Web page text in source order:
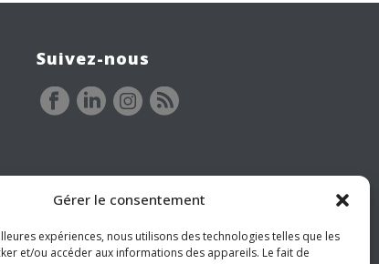
Gérer le consentement
expériences, nous utilisons des technologies telles que les
et/ou accéder aux informations des appareils. Le fait de
Suivez-nous